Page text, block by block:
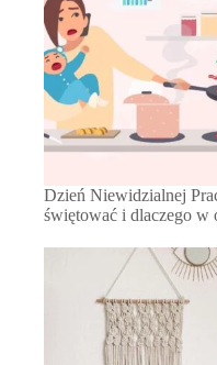
Dzień Niewidzialnej
świętować i dlaczego w